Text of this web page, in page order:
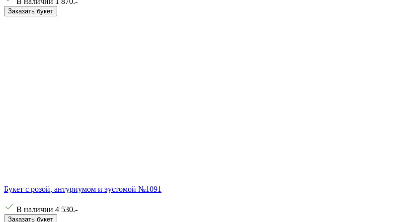
Заказать букет
Букет с розой, антуриумом и эустомой №1091
В наличии 4 530.-
Заказать букет